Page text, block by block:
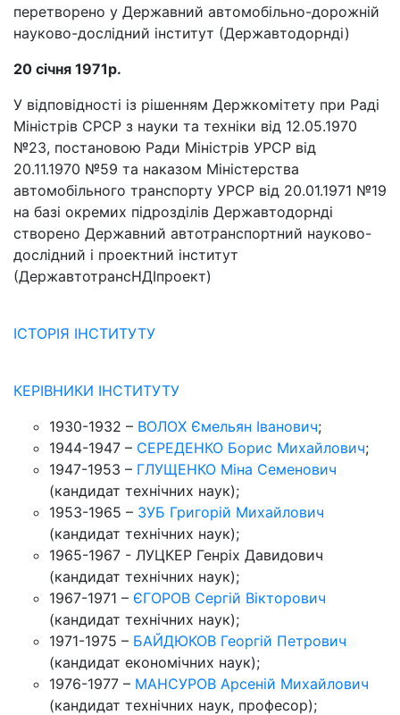
перетворено у Державний автомобільно-дорожній
науково-дослідний інститут (Державтодорнді)
20 січня 1971р.
У відповідності із рішенням Держкомітету при Раді
Міністрів СРСР з науки та техніки від 12.05.1970
№23, постановою Ради Міністрів УРСР від
20.11.1970 №59 та наказом Міністерства
автомобільного транспорту УРСР від 20.01.1971 №19
на базі окремих підрозділів Державтодорнді
створено Державний автотранспортний науково-
дослідний і проектний інститут
(ДержавтотрансНДІпроект)
ІСТОРІЯ ІНСТИТУТУ
КЕРІВНИКИ ІНСТИТУТУ
1930-1932 – ВОЛОХ Ємельян Іванович;
1944-1947 – СЕРЕДЕНКО Борис Михайлович;
1947-1953 – ГЛУЩЕНКО Міна Семенович
(кандидат технічних наук);
1953-1965 – ЗУБ Григорій Михайлович
(кандидат технічних наук);
1965-1967 - ЛУЦКЕР Генріх Давидович
(кандидат технічних наук);
1967-1971 – ЄГОРОВ Сергій Вікторович
(кандидат технічних наук);
1971-1975 – БАЙДЮКОВ Георгій Петрович
(кандидат економічних наук);
1976-1977 – МАНСУРОВ Арсеній Михайлович
(кандидат технічних наук, професор);